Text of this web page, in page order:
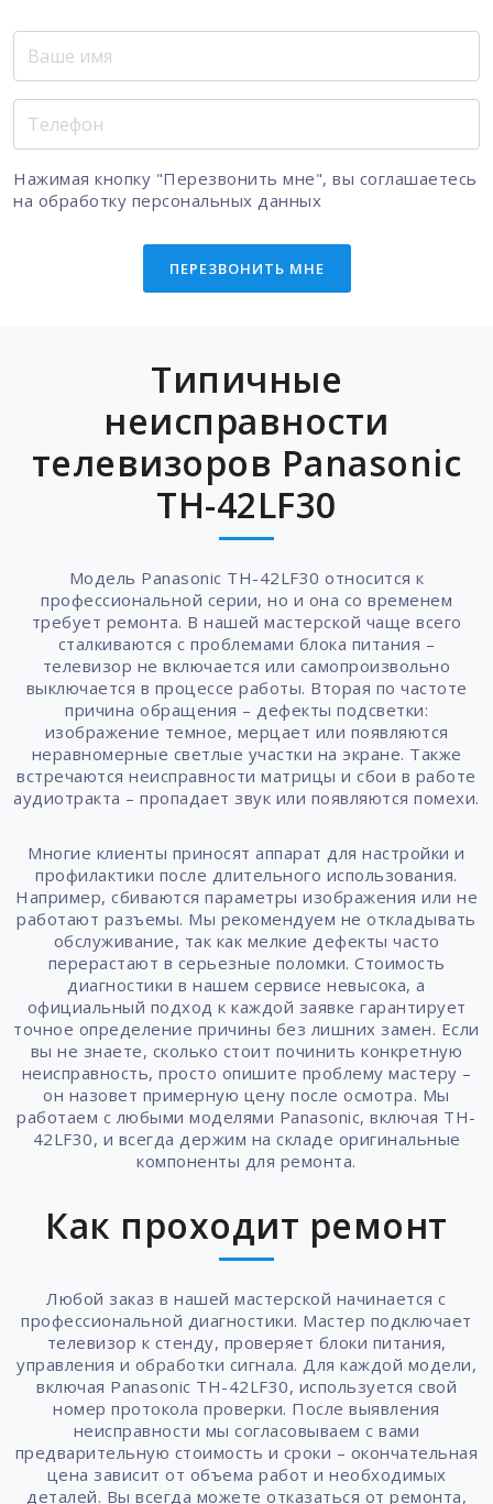
Нажимая кнопку "Перезвонить мне", вы соглашаетесь
на обработку персональных данных
ПЕРЕЗВОНИТЬ МНЕ
Типичные
неисправности
телевизоров Panasonic
TH-42LF30
Модель Panasonic TH-42LF30 относится к
профессиональной серии, но и она со временем
требует ремонта. В нашей мастерской чаще всего
сталкиваются с проблемами блока питания –
телевизор не включается или самопроизвольно
выключается в процессе работы. Вторая по частоте
причина обращения – дефекты подсветки:
изображение темное, мерцает или появляются
неравномерные светлые участки на экране. Также
встречаются неисправности матрицы и сбои в работе
аудиотракта – пропадает звук или появляются помехи.
Многие клиенты приносят аппарат для настройки и
профилактики после длительного использования.
Например, сбиваются параметры изображения или не
работают разъемы. Мы рекомендуем не откладывать
обслуживание, так как мелкие дефекты часто
перерастают в серьезные поломки. Стоимость
диагностики в нашем сервисе невысока, а
официальный подход к каждой заявке гарантирует
точное определение причины без лишних замен. Если
вы не знаете, сколько стоит починить конкретную
неисправность, просто опишите проблему мастеру –
он назовет примерную цену после осмотра. Мы
работаем с любыми моделями Panasonic, включая TH-
42LF30, и всегда держим на складе оригинальные
компоненты для ремонта.
Как проходит ремонт
Любой заказ в нашей мастерской начинается с
профессиональной диагностики. Мастер подключает
телевизор к стенду, проверяет блоки питания,
управления и обработки сигнала. Для каждой модели,
включая Panasonic TH-42LF30, используется свой
номер протокола проверки. После выявления
неисправности мы согласовываем с вами
предварительную стоимость и сроки – окончательная
цена зависит от объема работ и необходимых
деталей. Вы всегда можете отказаться от ремонта,